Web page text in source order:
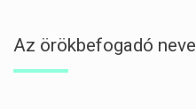
Az örökbefogadó neve